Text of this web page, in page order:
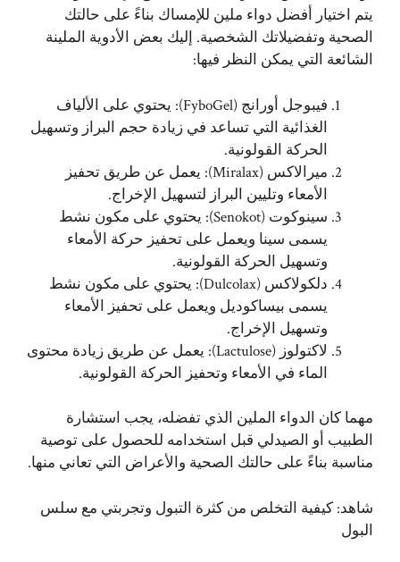
يتم اختيار أفضل دواء ملين للإمساك بناءً على حالتك
الصحية وتفضيلاتك الشخصية. إليك بعض الأدوية الملينة
الشائعة التي يمكن النظر فيها:
فيبوجل أورانج (FyboGel): يحتوي على الألياف
الغذائية التي تساعد في زيادة حجم البراز وتسهيل
الحركة القولونية.
ميرالاكس (Miralax): يعمل عن طريق تحفيز
الأمعاء وتليين البراز لتسهيل الإخراج.
سينوكوت (Senokot): يحتوي على مكون نشط
يسمى سينا ويعمل على تحفيز حركة الأمعاء
وتسهيل الحركة القولونية.
دلكولاكس (Dulcolax): يحتوي على مكون نشط
يسمى بيساكوديل ويعمل على تحفيز الأمعاء
وتسهيل الإخراج.
لاكتولوز (Lactulose): يعمل عن طريق زيادة محتوى
الماء في الأمعاء وتحفيز الحركة القولونية.
مهما كان الدواء الملين الذي تفضله، يجب استشارة
الطبيب أو الصيدلي قبل استخدامه للحصول على توصية
مناسبة بناءً على حالتك الصحية والأعراض التي تعاني منها.
شاهد: كيفية التخلص من كثرة التبول وتجربتي مع سلس
البول